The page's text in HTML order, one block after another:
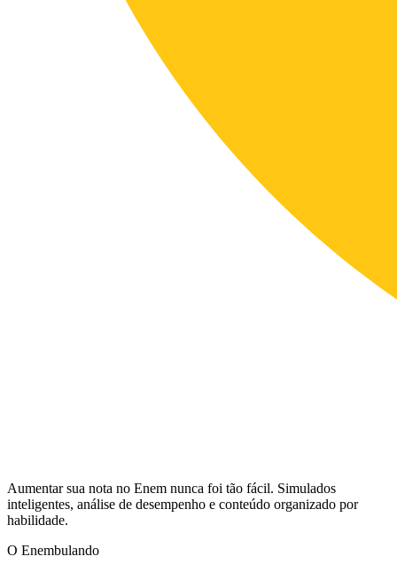
Aumentar sua nota no Enem nunca foi tão fácil. Simulados
inteligentes, análise de desempenho e conteúdo organizado por
habilidade.
O Enembulando